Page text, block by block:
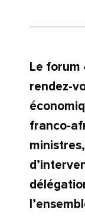
Le forum
rendez-
franco-